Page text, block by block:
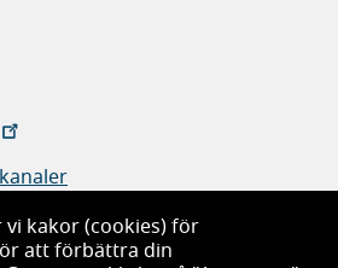
vi kakor (cookies) för
att förbättra din